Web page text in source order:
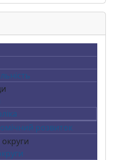
розвиток